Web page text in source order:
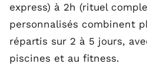
express) à 2h (rituel
personnalisés combinent
répartis sur 2 à 5 jours,
piscines et au fitness.